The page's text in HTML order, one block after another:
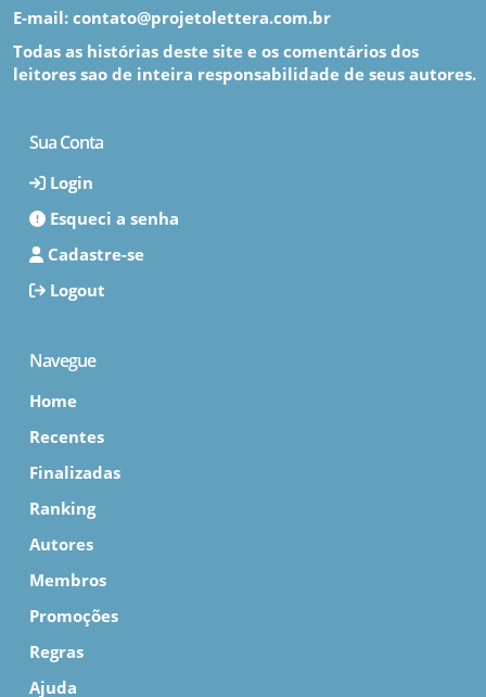
E-mail: contato@projetolettera.com.br
Todas as histórias deste site e os comentários dos
leitores sao de inteira responsabilidade de seus autores.
Sua Conta
Login
Esqueci a senha
Cadastre-se
Logout
Navegue
Home
Recentes
Finalizadas
Ranking
Autores
Membros
Promoções
Regras
Ajuda